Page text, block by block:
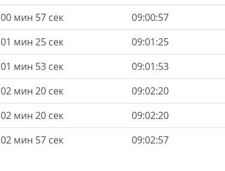
00 мин 57 сек
09:00:57
01 мин 25 сек
09:01:25
01 мин 53 сек
09:01:53
02 мин 20 сек
09:02:20
02 мин 20 сек
09:02:20
02 мин 57 сек 09:02:57